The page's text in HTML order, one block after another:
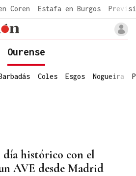
Coren Estafa en Burgos
Ourense
Coles Esgos Nogueira
día histórico con el
AVE desde Madrid